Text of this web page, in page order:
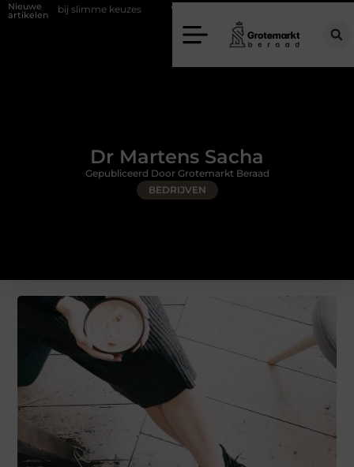
Nieuwe
artikelen
keuzes Waarom kiezen voor een rijschool in Utrecht?
Dr Martens Sacha
BEDRIJVEN
Gepubliceerd Door Grotemarkt Beraad